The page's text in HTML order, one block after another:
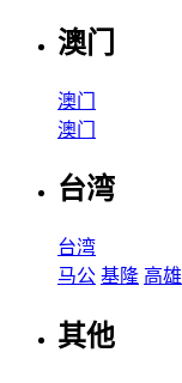
澳门
澳门
澳门
台湾
台湾
马公 基隆 高雄
其他